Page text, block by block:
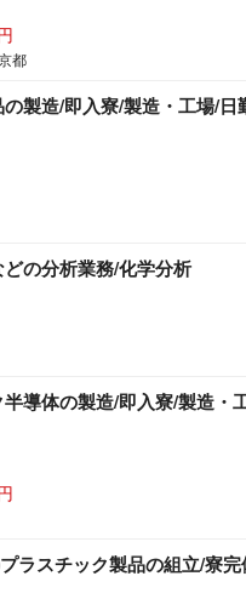
都
の製造/即入寮/製造・工場/
の分析業務/化学分析
半導体の製造/即入寮/製造・
ラスチック製品の組立/寮